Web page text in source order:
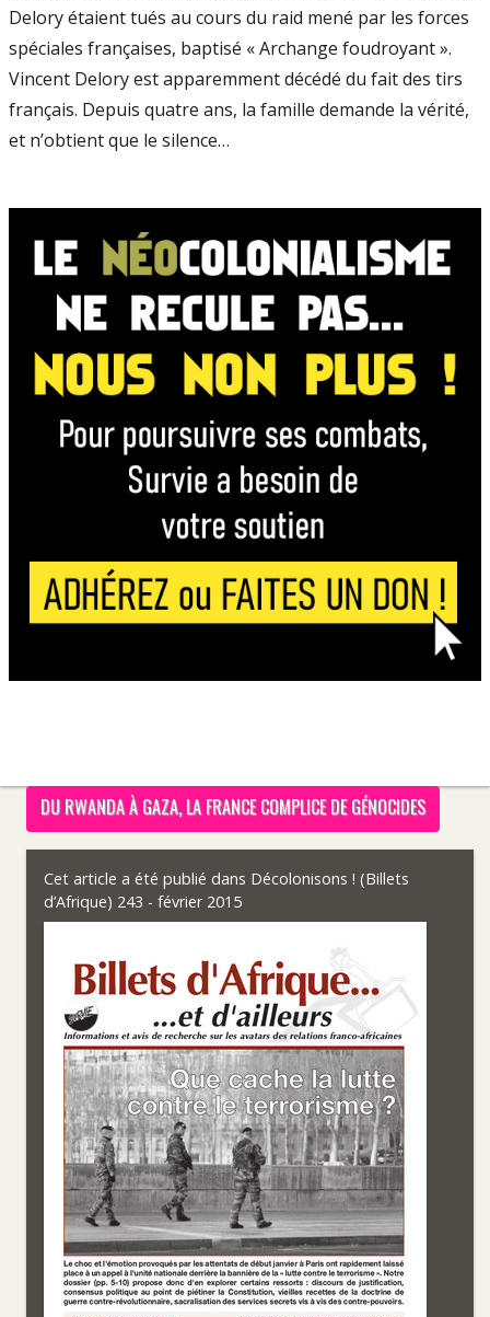
Delory étaient tués au cours du raid mené par les forces
spéciales françaises, baptisé « Archange foudroyant ».
Vincent Delory est apparemment décédé du fait des tirs
français. Depuis quatre ans, la famille demande la vérité,
et n’obtient que le silence…
DU RWANDA À GAZA, LA FRANCE COMPLICE DE GÉNOCIDES
Cet article a été publié dans Décolonisons ! (Billets
d’Afrique) 243 - février 2015